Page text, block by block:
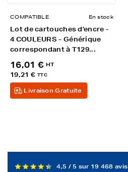
COMPATIBLE En stock
Lot de cartouches d'encre -
4 COULEURS - Générique
correspondant à T129...
16,01 € HT
19,21 € TTC
Livraison Gratuite
4,5 / 5 sur 19 468 avis